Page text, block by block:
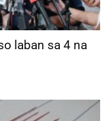
laban sa 4 na